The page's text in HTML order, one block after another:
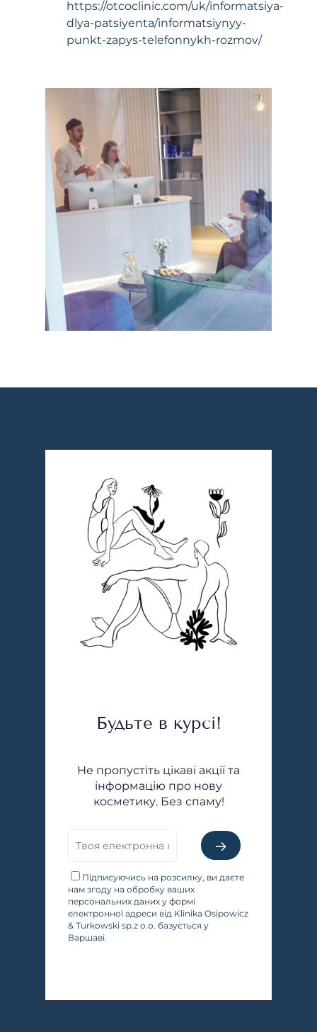
https://otcoclinic.com/uk/informatsiya-
dlya-patsiyenta/informatsiynyy-
punkt-zapys-telefonnykh-rozmov/
Будьте в курсі!
Не пропустіть цікаві акції та
інформацію про нову
косметику. Без спаму!
Підписуючись на розсилку, ви даєте
нам згоду на обробку ваших
персональних даних у формі
електронної адреси від Klinika Osipowicz
& Turkowski sp.z o.o. базується у
Варшаві.